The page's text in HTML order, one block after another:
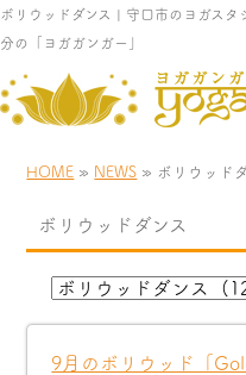
ボリウッドダンス | 守口市のヨガスタ
分の「ヨガガンガー」
HOME » NEWS » ボリウッド
ボリウッドダンス
9月のボリウッド「